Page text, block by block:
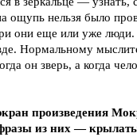
ощупь нельзя было
они еще или уже
Нормальному
он зверь, а когда
произведения
из них —